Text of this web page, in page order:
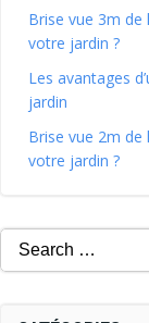
Brise vue 3m
votre jardin ?
Les avantages
jardin
Brise vue 2m
votre jardin ?